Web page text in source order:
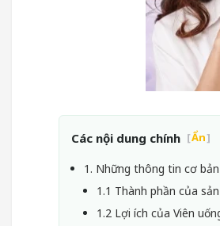
Các nội dung chính [Ẩn]
1. Những thông tin cơ
1.1 Thành phần của
1.2 Lợi ích của Viên